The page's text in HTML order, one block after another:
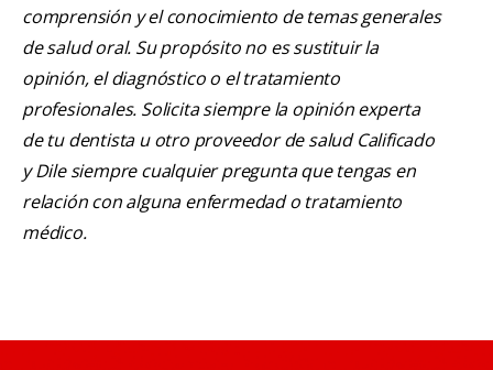
comprensión y el conocimiento de temas generales
de salud oral. Su propósito no es sustituir la
opinión, el diagnóstico o el tratamiento
profesionales. Solicita siempre la opinión experta
de tu dentista u otro proveedor de salud Calificado
y Dile siempre cualquier pregunta que tengas en
relación con alguna enfermedad o tratamiento
médico.